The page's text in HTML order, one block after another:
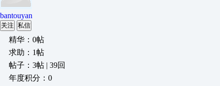
bantouyan
关注 私信
精华：0帖
求助：1帖
帖子：3帖 | 39回
年度积分：0